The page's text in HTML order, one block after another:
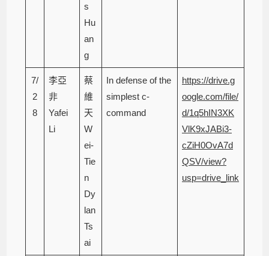
s
Hu
an
g
7/
2
8
李亞
非
Yafei
Li
蔡
維
天
W
ei-
Tie
n
Dy
lan
Ts
ai
In defense of the
simplest c-
command
https://drive.g
oogle.com/file/
d/1q5hIN3XK
VlK9xJABi3-
cZiH0OvA7d
QSV/view?
usp=drive_link